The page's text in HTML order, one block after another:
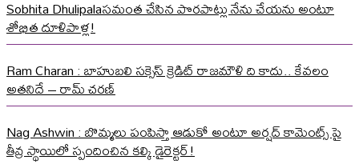
Sobhita Dhulipalaసమంత చేసిన పొరపాట్లు నేను చేయను అంటూ
శోభిత దూళిపాళ్ల!
Ram Charan : బాహుబలి సక్సెస్ క్రెడిట్ రాజమౌళి ది కాదు.. కేవలం
అతనిదే – రామ్ చరణ్
Nag Ashwin : బొమ్మలు పంపిస్తా ఆడుకో అంటూ అర్షద్ కామెంట్స్ పై
తీవ్ర స్థాయిలో స్పందించిన కల్కి డైరెక్టర్!